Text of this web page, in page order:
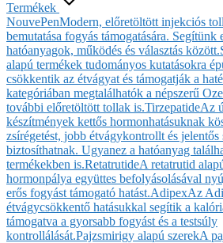
Termékek
NouvePenModern, előretöltött injekciós
bemutatása fogyás támogatására. Segítünk
hatóanyagok, működés és választás között.
alapú termékek tudományos kutatásokra
csökkentik az étvágyat és támogatják a
kategóriában megtalálhatók a népszerű
további előretöltött tollak is.TirzepatideAz
készítmények kettős hormonhatásuknak
zsírégetést, jobb étvágykontrollt és jelentős
biztosíthatnak. Ugyanez a hatóanyag
termékekben is.RetatrutideA retatrutid
hormonpálya együttes befolyásolásával
erős fogyást támogató hatást.AdipexAz
étvágycsökkentő hatásukkal segítik a
támogatva a gyorsabb fogyást és a testsúly
kontrollálását.Pajzsmirigy alapú szerekA